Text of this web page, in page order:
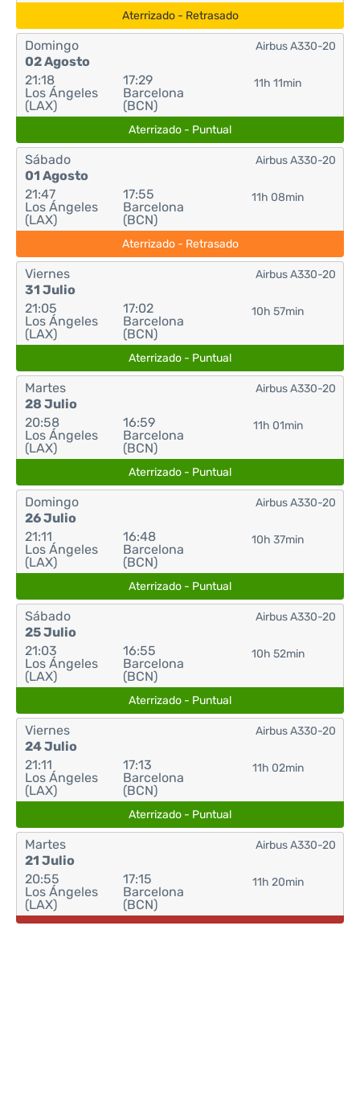
Aterrizado - Retrasado
Domingo
02 Agosto
21:18
Los Ángeles
(LAX)
17:29
Barcelona
(BCN)
11h 11min
Airbus A330-20
Aterrizado - Puntual
Sábado
01 Agosto
21:47
Los Ángeles
(LAX)
17:55
Barcelona
(BCN)
11h 08min
Airbus A330-20
Aterrizado - Retrasado
Viernes
31 Julio
21:05
Los Ángeles
(LAX)
17:02
Barcelona
(BCN)
10h 57min
Airbus A330-20
Aterrizado - Puntual
Martes
28 Julio
20:58
Los Ángeles
(LAX)
16:59
Barcelona
(BCN)
11h 01min
Airbus A330-20
Aterrizado - Puntual
Domingo
26 Julio
21:11
Los Ángeles
(LAX)
16:48
Barcelona
(BCN)
10h 37min
Airbus A330-20
Aterrizado - Puntual
Sábado
25 Julio
21:03
Los Ángeles
(LAX)
16:55
Barcelona
(BCN)
10h 52min
Airbus A330-20
Aterrizado - Puntual
Viernes
24 Julio
21:11
Los Ángeles
(LAX)
17:13
Barcelona
(BCN)
11h 02min
Airbus A330-20
Aterrizado - Puntual
Martes
21 Julio
20:55
Los Ángeles
(LAX)
17:15
Barcelona
(BCN)
11h 20min
Airbus A330-20